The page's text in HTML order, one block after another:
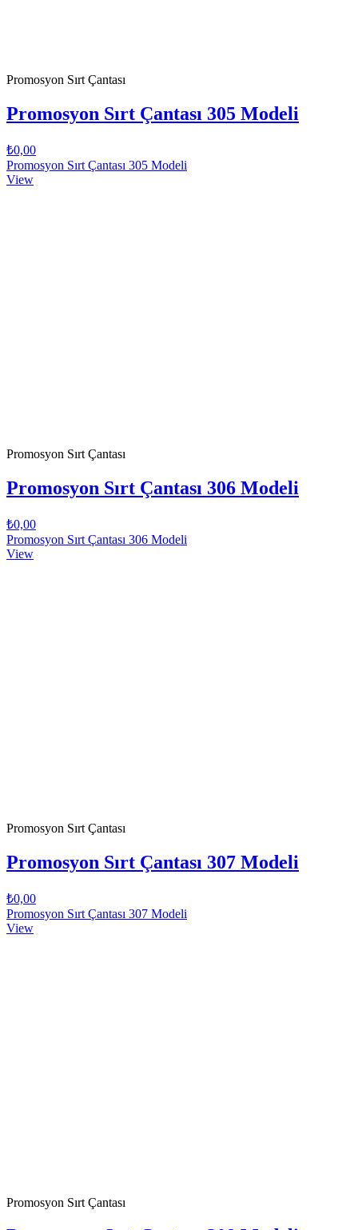
Promosyon Sırt Çantası
Promosyon Sırt Çantası 305 Modeli
₺0,00
Promosyon Sırt Çantası 305 Modeli
View
Promosyon Sırt Çantası
Promosyon Sırt Çantası 306 Modeli
₺0,00
Promosyon Sırt Çantası 306 Modeli
View
Promosyon Sırt Çantası
Promosyon Sırt Çantası 307 Modeli
₺0,00
Promosyon Sırt Çantası 307 Modeli
View
Promosyon Sırt Çantası